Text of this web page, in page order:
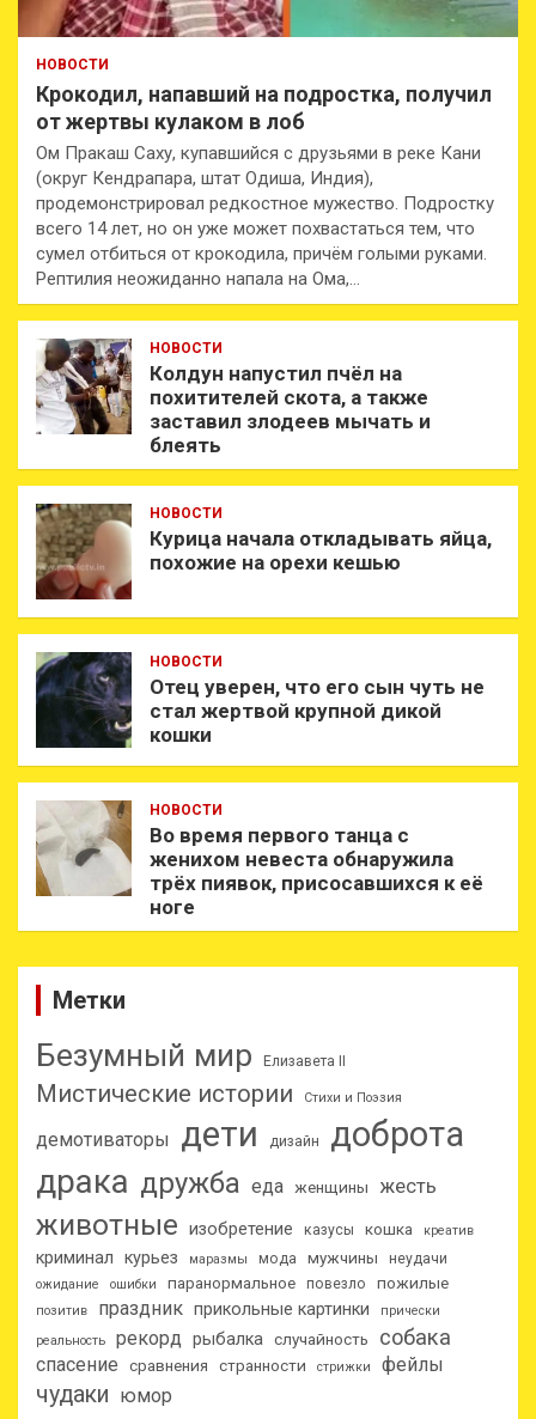
НОВОСТИ
Крокодил, напавший на подростка, получил
от жертвы кулаком в лоб
Ом Пракаш Саху, купавшийся с друзьями в реке Кани
(округ Кендрапара, штат Одиша, Индия),
продемонстрировал редкостное мужество. Подростку
всего 14 лет, но он уже может похвастаться тем, что
сумел отбиться от крокодила, причём голыми руками.
Рептилия неожиданно напала на Ома,…
НОВОСТИ
Колдун напустил пчёл на
похитителей скота, а также
заставил злодеев мычать и
блеять
НОВОСТИ
Курица начала откладывать яйца,
похожие на орехи кешью
НОВОСТИ
Отец уверен, что его сын чуть не
стал жертвой крупной дикой
кошки
НОВОСТИ
Во время первого танца с
женихом невеста обнаружила
трёх пиявок, присосавшихся к её
ноге
Метки
Безумный мир Елизавета II
Мистические истории Стихи и Поэзия
демотиваторы дети дизайн доброта
драка дружба еда женщины жесть
животные изобретение казусы кошка креатив
криминал курьез маразмы мода мужчины неудачи
ожидание ошибки паранормальное повезло пожилые
позитив праздник прикольные картинки
прически
реальность
рекорд рыбалка случайность собака
спасение сравнения странности стрижки фейлы
чудаки юмор